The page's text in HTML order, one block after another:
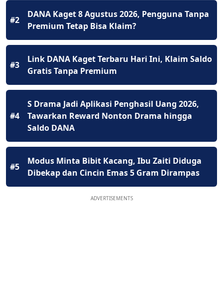
#2
DANA Kaget 8 Agustus 2026, Pengguna Tanpa
Premium Tetap Bisa Klaim?
#3
Link DANA Kaget Terbaru Hari Ini, Klaim Saldo
Gratis Tanpa Premium
#4
S Drama Jadi Aplikasi Penghasil Uang 2026,
Tawarkan Reward Nonton Drama hingga
Saldo DANA
#5
Modus Minta Bibit Kacang, Ibu Zaiti Diduga
Dibekap dan Cincin Emas 5 Gram Dirampas
ADVERTISEMENTS